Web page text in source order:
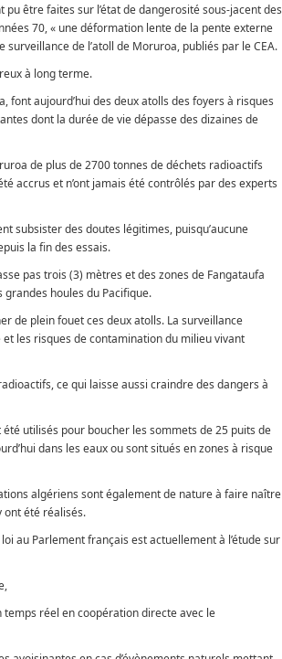
être faites sur l’état de dangerosité sous-jacent des
70, « une déformation lente de la pente externe
de l’atoll de Moruroa, publiés par le CEA.
à long terme.
aujourd’hui des deux atolls des foyers à risques
dont la durée de vie dépasse des dizaines de
de plus de 2700 tonnes de déchets radioactifs
accrus et n’ont jamais été contrôlés par des experts
subsister des doutes légitimes, puisqu’aucune
la fin des essais.
pas trois (3) mètres et des zones de Fangataufa
houles du Pacifique.
de plein fouet ces deux atolls. La surveillance
les risques de contamination du milieu vivant
ce qui laisse aussi craindre des dangers à
utilisés pour boucher les sommets de 25 puits de
dans les eaux ou sont situés en zones à risque
algériens sont également de nature à faire naître
ont été réalisés.
au Parlement français est actuellement à l’étude sur
réel en coopération directe avec le